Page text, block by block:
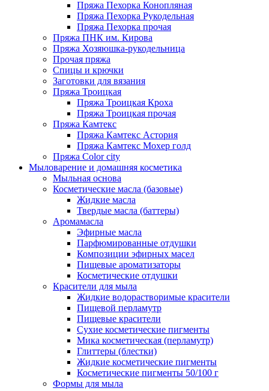
Пряжа Пехорка Конопляная
Пряжа Пехорка Рукодельная
Пряжа Пехорка прочая
Пряжа ПНК им. Кирова
Пряжа Хозяюшка-рукодельница
Прочая пряжа
Спицы и крючки
Заготовки для вязания
Пряжа Троицкая
Пряжа Троицкая Кроха
Пряжа Троицкая прочая
Пряжа Камтекс
Пряжа Камтекс Астория
Пряжа Камтекс Мохер голд
Пряжа Color city
Мыловарение и домашняя косметика
Мыльная основа
Косметические масла (базовые)
Жидкие масла
Твердые масла (баттеры)
Аромамасла
Эфирные масла
Парфюмированные отдушки
Композиции эфирных масел
Пищевые ароматизаторы
Косметические отдушки
Красители для мыла
Жидкие водорастворимые красители
Пищевой перламутр
Пищевые красители
Сухие косметические пигменты
Мика косметическая (перламутр)
Глиттеры (блестки)
Жидкие косметические пигменты
Косметические пигменты 50/100 г
Формы для мыла